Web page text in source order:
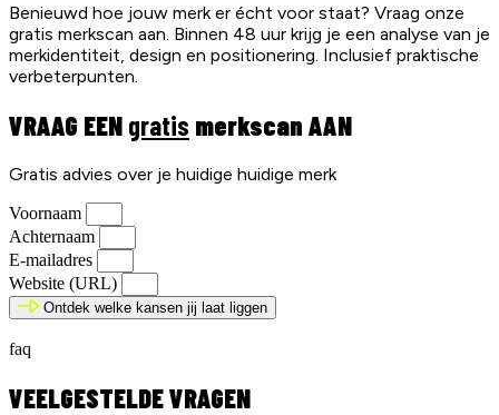
Benieuwd hoe jouw merk er écht voor staat? Vraag onze
gratis merkscan aan. Binnen 48 uur krijg je een analyse van je
merkidentiteit, design en positionering. Inclusief praktische
verbeterpunten.
VRAAG EEN gratis merkscan AAN
Gratis advies over je huidige huidige merk
Voornaam
Achternaam
E-mailadres
Website (URL)
Ontdek welke kansen jij laat liggen
faq
VEELGESTELDE VRAGEN